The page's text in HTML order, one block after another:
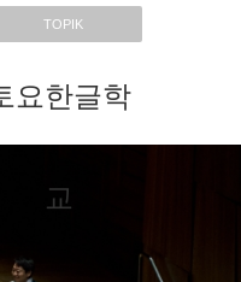
TOPIK
요한글학
교